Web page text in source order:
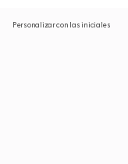
Personalizar con las iniciales